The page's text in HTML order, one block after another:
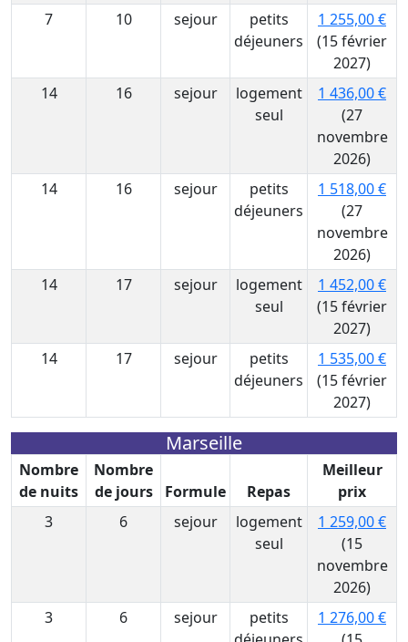
7
10 sejour
petits
déjeuners
1 255,00 €
(15 février
2027)
14
16 sejour
logement
seul
1 436,00 €
(27
novembre
2026)
14
16 sejour
petits
déjeuners
1 518,00 €
(27
novembre
2026)
14
17 sejour
logement
seul
1 452,00 €
(15 février
2027)
14
17 sejour
petits
déjeuners
1 535,00 €
(15 février
2027)
Marseille
Nombre
de nuits
Nombre
de jours
Formule Repas
Meilleur
prix
3
6 sejour
logement
seul
1 259,00 €
(15
novembre
2026)
3
6 sejour
petits
1 276,00 €